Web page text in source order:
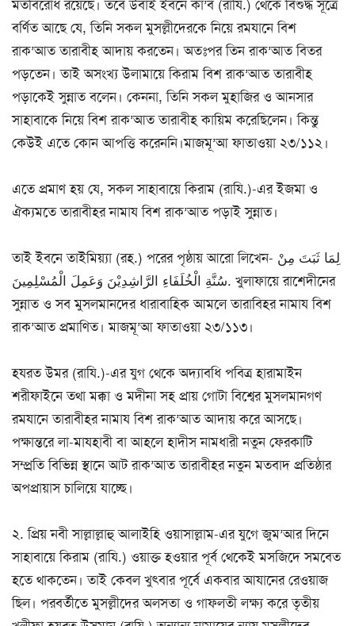
মতবিরোধ রয়েছে। তবে উবাই ইবনে কা’ব (রাযি.) থেকে বিশুদ্ধ সূত্রে
বর্ণিত আছে যে, তিনি সকল মুসল্লীদেরকে নিয়ে রমযানে বিশ
রাক’আত তারাবীহ আদায় করতেন। অতঃপর তিন রাক’আত বিতর
পড়তেন। তাই অসংখ্য উলামায়ে কিরাম বিশ রাক’আত তারাবীহ
পড়াকেই সুন্নাত বলেন। কেননা, তিনি সকল মুহাজির ও আনসার
সাহাবাকে নিয়ে বিশ রাক’আত তারাবীহ কায়িম করেছিলেন। কিন্তু
কেউই এতে কোন আপত্তি করেননি।মাজমূ’আ ফাতাওয়া ২৩/১১২।
এতে প্রমাণ হয় যে, সকল সাহাবায়ে কিরাম (রাযি.)-এর ইজমা ও
ঐক্যমতে তারাবীহর নামায বিশ রাক’আত পড়াই সুন্নাত।
তাই ইবনে তাইমিয়্যা (রহ.) পরের পৃষ্ঠায় আরো লিখেন- لِمَا ثَبَتَ مِنْ
سُنَّةِ الْخُلَفَاءِ الرَّاشِدِيْنَ وَعَمِلَ الْمُسْلِمِينَ. খুলাফায়ে রাশেদীনের
সুন্নাত ও সব মুসলমানদের ধারাবাহিক আমলে তারাবিহর নামায বিশ
রাক’আত প্রমাণিত। মাজমূ’আ ফাতাওয়া ২৩/১১৩।
হযরত উমর (রাযি.)-এর যুগ থেকে অদ্যাবধি পবিত্র হারামাইন
শরীফাইনে তথা মক্কা ও মদীনা সহ প্রায় গোটা বিশ্বের মুসলমানগণ
রমযানে তারাবীহর নামায বিশ রাক’আত আদায় করে আসছে।
পক্ষান্তরে লা-মাযহাবী বা আহলে হাদীস নামধারী নতুন ফেরকাটি
সম্প্রতি বিভিন্ন স্থানে আট রাক’আত তারাবীহর নতুন মতবাদ প্রতিষ্ঠার
অপপ্রায়াস চালিয়ে যাচ্ছে।
২. প্রিয় নবী সাল্লাল্লাহু আলাইহি ওয়াসাল্লাম-এর যুগে জুম’আর দিনে
সাহাবায়ে কিরাম (রাযি.) ওয়াক্ত হওয়ার পূর্ব থেকেই মসজিদে সমবেত
হতে থাকতেন। তাই কেবল খুৎবার পূর্বে একবার আযানের রেওয়াজ
ছিল। পরবর্তীতে মুসল্লীদের অলসতা ও গাফলতী লক্ষ্য করে তৃতীয়